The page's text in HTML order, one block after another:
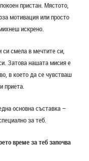
пристан. Мястото,
мотивация или просто
искрено.
си смела в мечтите си,
Затова нашата мисия е
в което да се чувстваш
приета.
основна съставка –
за теб.
време за теб започва